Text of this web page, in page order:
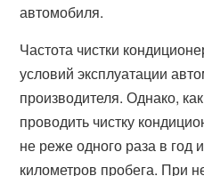
автомобиля.
Частота чистки
условий эксплуатации
производителя. Однако,
проводить чистку
не реже одного раза в год
километров пробега. При